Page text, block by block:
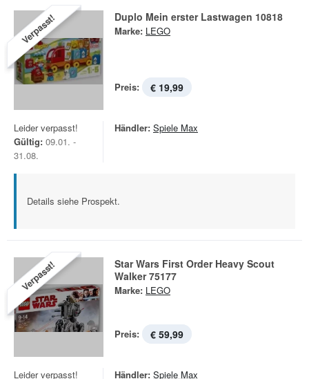
Verpasst! Duplo Mein erster Lastwagen 10818
Marke: LEGO
Preis: € 19,99
Leider verpasst!
Gültig: 09.01. -
31.08.
Händler: Spiele Max
Details siehe Prospekt.
Verpasst!
Star Wars First Order Heavy Scout
Walker 75177
Marke: LEGO
Preis: € 59,99
Leider verpasst!
Händler: Spiele Max